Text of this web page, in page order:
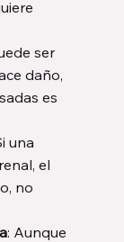
ser
daño,
es
una
el
no
: Aunque